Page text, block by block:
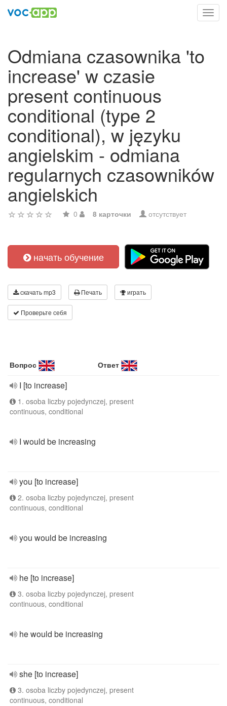
Odmiana czasownika 'to
increase' w czasie
present continuous
conditional (type 2
conditional), w języku
angielskim - odmiana
regularnych czasowników
angielskich
0 8 карточки отсутствует
начать обучение
скачать mp3 Печать играть
Проверьте себя
Вопрос Ответ
I [to increase]
1. osoba liczby pojedynczej, present
continuous, conditional
I would be increasing
you [to increase]
2. osoba liczby pojedynczej, present
continuous, conditional
you would be increasing
he [to increase]
3. osoba liczby pojedynczej, present
continuous, conditional
he would be increasing
she [to increase]
3. osoba liczby pojedynczej, present
continuous, conditional